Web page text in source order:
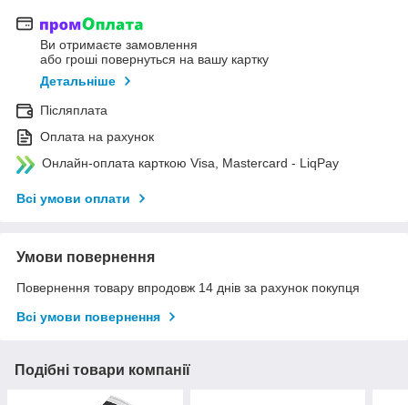
Ви отримаєте замовлення
або гроші повернуться на вашу картку
Детальніше
Післяплата
Оплата на рахунок
Онлайн-оплата карткою Visa, Mastercard - LiqPay
Всі умови оплати
Умови повернення
Повернення товару впродовж 14 днів за рахунок покупця
Всі умови повернення
Подібні товари компанії